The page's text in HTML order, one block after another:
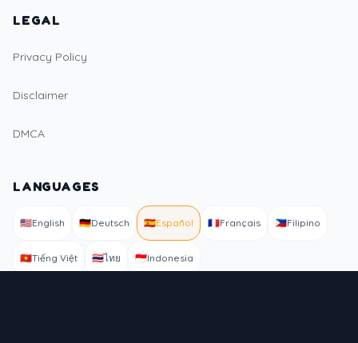
LEGAL
Privacy Policy
Disclaimer
DMCA
LANGUAGES
🇺🇸English 🇩🇪Deutsch 🇪🇸Español 🇫🇷Français 🇵🇭Filipino
🇻🇳Tiếng Việt 🇹🇭ไทย 🇮🇩Indonesia